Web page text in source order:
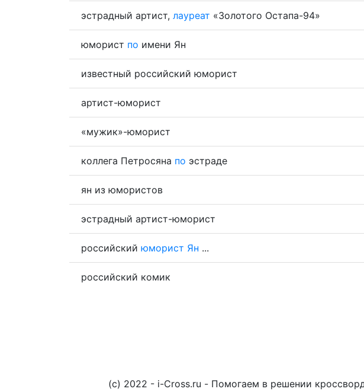
эстрадный артист, лауреат «Золотого Остапа-94»
юморист по имени Ян
известный российский юморист
артист-юморист
«мужик»-юморист
коллега Петросяна по эстраде
ян из юмористов
эстрадный артист-юморист
российский юморист Ян ...
российский комик
(c) 2022 - i-Cross.ru - Помогаем в решении